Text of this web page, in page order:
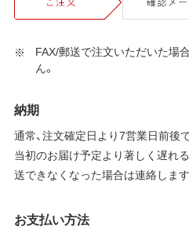
FAX/郵送で注文いただいた場
ん。
納期
通常、注文確定日より7営業日前後
当初のお届け予定より著しく遅れ
送できなくなった場合は連絡します
お支払い方法